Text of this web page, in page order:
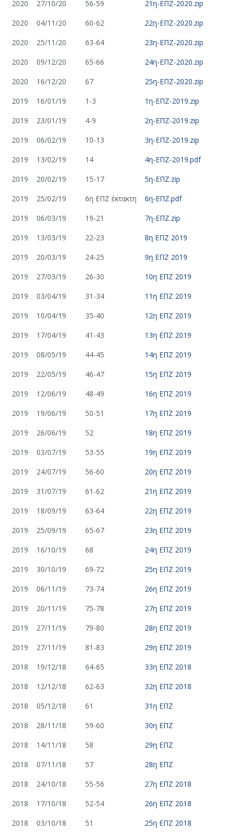
2020 27/10/20 56-59
21η-ΕΠΖ-2020.zip
2020
04/11/20 60-62
22η-ΕΠΖ-2020.zip
2020
25/11/20 63-64
23η-ΕΠΖ-2020.zip
2020
09/12/20 65-66
24η-ΕΠΖ-2020.zip
2020
16/12/20 67
25η-ΕΠΖ-2020.zip
2019
16/01/19 1-3
1η-ΕΠΖ-2019.zip
2019
23/01/19 4-9
2η-ΕΠΖ-2019.zip
2019
06/02/19 10-13
3η-ΕΠΖ-2019.zip
2019
13/02/19 14
4η-ΕΠΖ-2019.pdf
2019
20/02/19 15-17
5η-ΕΠΖ.zip
2019
25/02/19 6η ΕΠΖ έκτακτη
6η-ΕΠΖ.pdf
2019
06/03/19 19-21
7η-ΕΠΖ.zip
2019
13/03/19 22-23
8η ΕΠΖ 2019
2019
20/03/19 24-25
9η ΕΠΖ 2019
2019
27/03/19 26-30
10η ΕΠΖ 2019
2019
03/04/19 31-34
11η ΕΠΖ 2019
2019
10/04/19 35-40
12η ΕΠΖ 2019
2019
17/04/19 41-43
13η ΕΠΖ 2019
2019
08/05/19 44-45
14η ΕΠΖ 2019
2019
22/05/19 46-47
15η ΕΠΖ 2019
2019
12/06/19 48-49
16η ΕΠΖ 2019
2019
19/06/19 50-51
17η ΕΠΖ 2019
2019
26/06/19 52
18η ΕΠΖ 2019
2019
03/07/19 53-55
19η ΕΠΖ 2019
2019
24/07/19 56-60
20η ΕΠΖ 2019
2019
31/07/19 61-62
21η ΕΠΖ 2019
2019
18/09/19 63-64
22η ΕΠΖ 2019
2019
25/09/19 65-67
23η ΕΠΖ 2019
2019
16/10/19 68
24η ΕΠΖ 2019
2019
30/10/19 69-72
25η ΕΠΖ 2019
2019
06/11/19 73-74
26η ΕΠΖ 2019
2019
20/11/19 75-78
27η ΕΠΖ 2019
2019
27/11/19 79-80
28η ΕΠΖ 2019
2019
27/11/19 81-83
29η ΕΠΖ 2019
2018
19/12/18 64-65
33η ΕΠΖ 2018
2018
12/12/18 62-63
32η ΕΠΖ 2018
2018
05/12/18 61
31η ΕΠΖ
2018
28/11/18 59-60
30η ΕΠΖ
2018
14/11/18 58
29η ΕΠΖ
2018
07/11/18 57
28η ΕΠΖ
2018
24/10/18 55-56
27η ΕΠΖ 2018
2018
17/10/18 52-54
26η ΕΠΖ 2018
2018
03/10/18 51
25η ΕΠΖ 2018